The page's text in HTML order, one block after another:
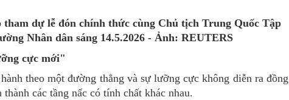
dự lễ đón chính thức cùng Chủ tịch Trung Quốc Tập
Nhân dân sáng 14.5.2026 - Ảnh: REUTERS
cực mới"
theo một đường thẳng và sự lưỡng cực không diễn ra đồng
các tầng nấc có tính chất khác nhau.